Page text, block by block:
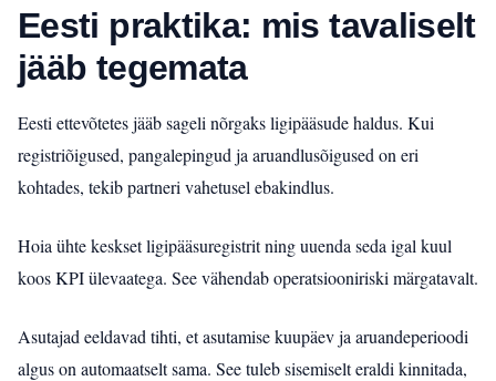
Eesti praktika: mis tavaliselt
jääb tegemata
Eesti ettevõtetes jääb sageli nõrgaks ligipääsude haldus. Kui
registriõigused, pangalepingud ja aruandlusõigused on eri
kohtades, tekib partneri vahetusel ebakindlus.
Hoia ühte keskset ligipääsuregistrit ning uuenda seda igal kuul
koos KPI ülevaatega. See vähendab operatsiooniriski märgatavalt.
Asutajad eeldavad tihti, et asutamise kuupäev ja aruandeperioodi
algus on automaatselt sama. See tuleb sisemiselt eraldi kinnitada,